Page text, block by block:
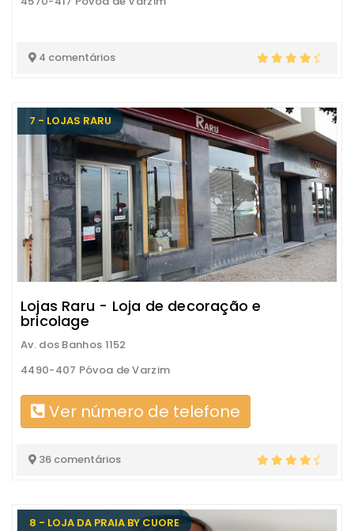
4 comentários
7 - LOJAS RARU
Lojas Raru - Loja de decoração e
bricolage
Av. dos Banhos 1152
4490-407 Póvoa de Varzim
Ver número de telefone
36 comentários
8 - LOJA DA PRAIA BY CUORE